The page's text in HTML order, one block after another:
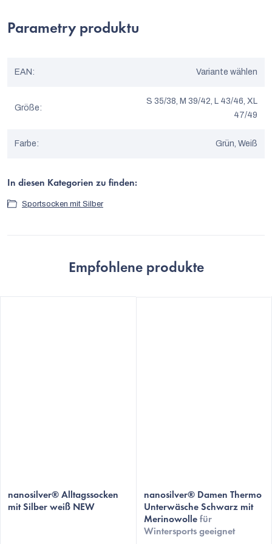
Parametry produktu
EAN: Variante wählen
Größe:
S 35/38, M 39/42, L 43/46, XL
47/49
Farbe: Grün, Weiß
In diesen Kategorien zu finden:
Sportsocken mit Silber
Empfohlene produkte
durchschnittliche
Produktbewertung
nanosilver® Alltagssocken
mit Silber weiß NEW
nanosilver® Damen Thermo
Unterwäsche Schwarz mit
Merinowolle für
Wintersports geeignet